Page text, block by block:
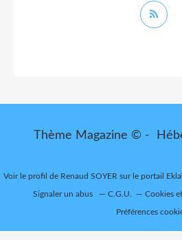
Thème Magazine © -
Voir le profil de Renaud SOYER sur le portail
Signaler un abus C.G.U. Cookies
Préférences